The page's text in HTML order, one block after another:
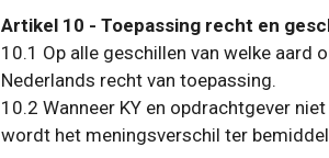
Artikel 10 - Toepassing recht en
10.1 Op alle geschillen van welke aard
Nederlands recht van toepassing.
10.2 Wanneer KY en opdrachtgever
wordt het meningsverschil ter